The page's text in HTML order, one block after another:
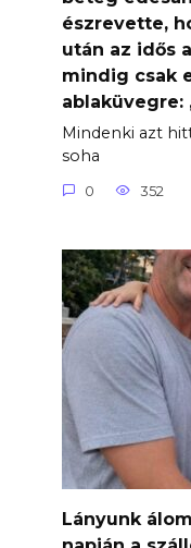
észrevette,
után az idős
mindig csak
ablaküvegre:
Mindenki azt
soha
0 352
Lányunk